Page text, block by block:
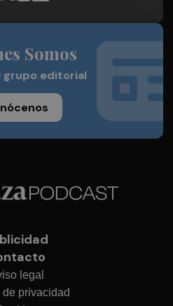
Somos
grupo editorial
legal
de privacidad